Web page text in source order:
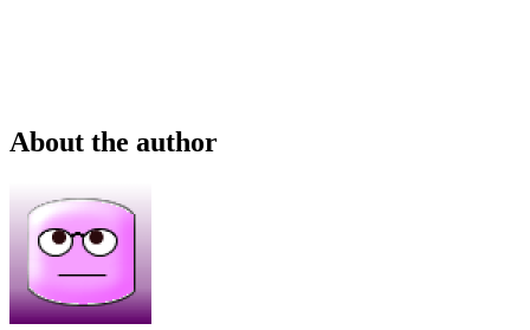
About the author